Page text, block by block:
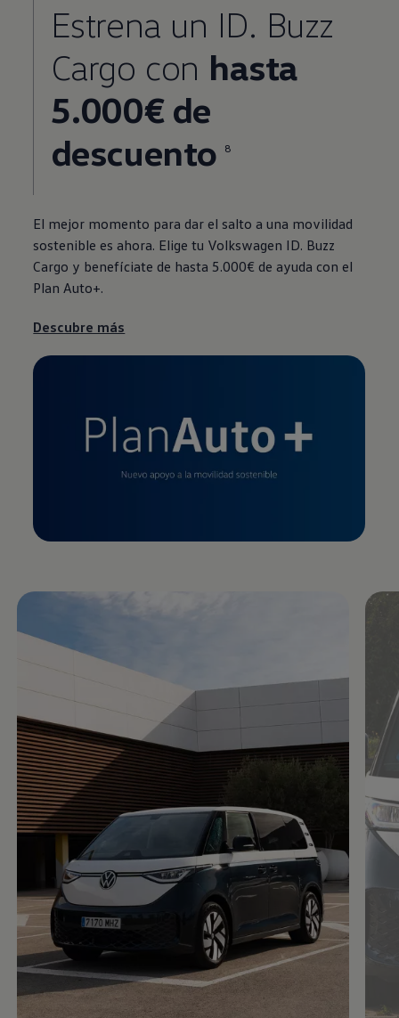
Estrena un ID. Buzz
Cargo con hasta
5.000€ de
descuento
8
El mejor momento para dar el salto a una movilidad
sostenible es ahora. Elige tu Volkswagen ID. Buzz
Cargo y benefíciate de hasta 5.000€ de ayuda con el
Plan Auto+.
Descubre más
Enable fullscreen mode